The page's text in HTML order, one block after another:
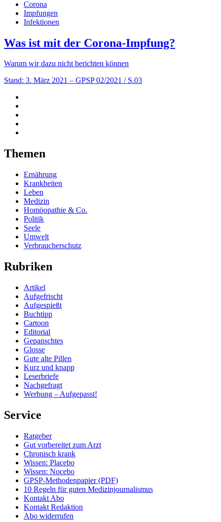
Corona
Impfungen
Infektionen
Was ist mit der Corona-Impfung?
Warum wir dazu nicht berichten können
Stand: 3. März 2021 – GPSP 02/2021 / S.03
Themen
Ernährung
Krankheiten
Leben
Medizin
Homöopathie & Co.
Politik
Seele
Umwelt
Verbraucherschutz
Rubriken
Artikel
Aufgefrischt
Aufgespießt
Buchtipp
Cartoon
Editorial
Gepanschtes
Glosse
Gute alte Pillen
Kurz und knapp
Leserbriefe
Nachgefragt
Werbung – Aufgepasst!
Service
Ratgeber
Gut vorbereitet zum Arzt
Chronisch krank
Wissen: Placebo
Wissen: Nocebo
GPSP-Methodenpapier (PDF)
10 Regeln für guten Medizinjournalismus
Kontakt Abo
Kontakt Redaktion
Abo widerrufen